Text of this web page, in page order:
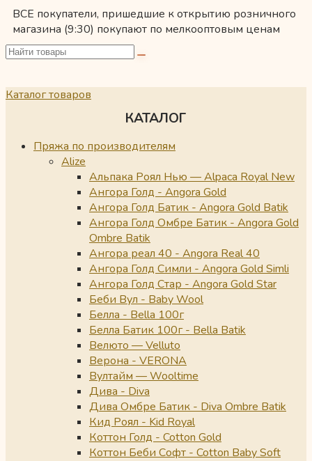
ВСЕ покупатели, пришедшие к открытию розничного
магазина (9:30) покупают по мелкооптовым ценам
Каталог товаров
КАТАЛОГ
Пряжа по производителям
Alize
Альпака Роял Нью — Alpaca Royal New
Ангора Голд - Angora Gold
Ангора Голд Батик - Angora Gold Batik
Ангора Голд Омбре Батик - Angora Gold
Ombre Batik
Ангора реал 40 - Angora Real 40
Ангора Голд Симли - Angora Gold Simli
Ангора Голд Стар - Angora Gold Star
Беби Вул - Baby Wool
Белла - Bella 100г
Белла Батик 100г - Bella Batik
Велюто — Velluto
Верона - VERONA
Вултайм — Wooltime
Дива - Diva
Дива Омбре Батик - Diva Ombre Batik
Кид Роял - Kid Royal
Коттон Голд - Cotton Gold
Коттон Беби Софт - Cotton Baby Soft